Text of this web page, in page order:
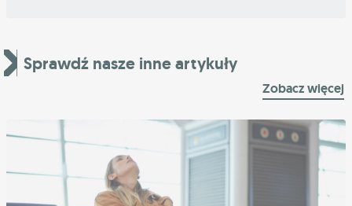
Sprawdź nasze inne artykuły
Zobacz więcej